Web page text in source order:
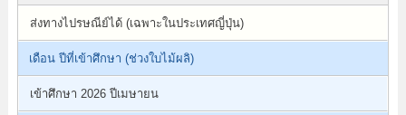
ส่งทางไปรษณีย์ได้ (เฉพาะในประเทศญี่ปุ่น)
เดือน ปีที่เข้าศึกษา (ช่วงใบไม้ผลิ)
เข้าศึกษา 2026 ปีเมษายน